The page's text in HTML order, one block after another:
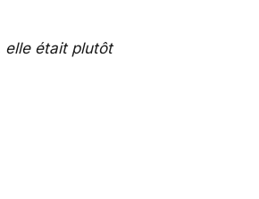
elle était plutôt